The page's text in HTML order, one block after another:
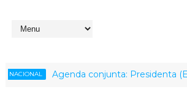
Agenda conjunta: Presidenta (E)